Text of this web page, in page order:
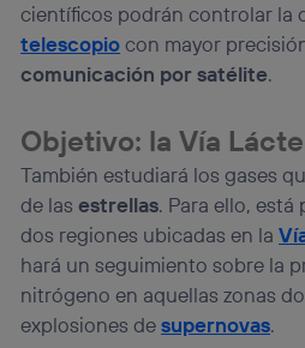
científicos podrán controlar la
telescopiocon mayor
comunicación por satélite.
Objetivo: la Vía
También estudiará los gases
de lasestrellas. Para ello,
dos regiones ubicadas en la
hará un seguimiento sobre la
nitrógeno en aquellas zonas
explosiones desupernovas.